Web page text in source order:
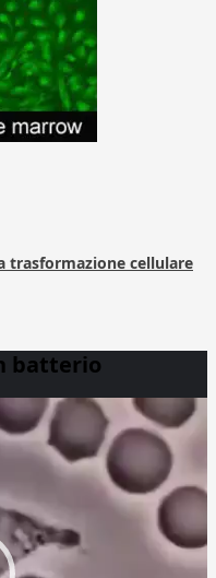
trasformazione cellulare
batterio